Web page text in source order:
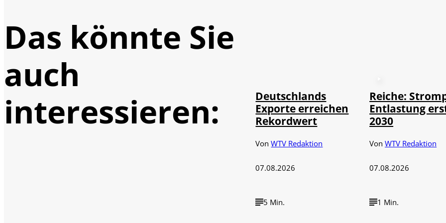
Das könnte Sie
auch
interessieren:
Deutschlands
Exporte erreichen
Rekordwert
VonWTV Redaktion
07.08.2026
5 Min.
Reiche:
Entlastung
2030
VonWTV Redaktion
07.08.2026
1 Min.